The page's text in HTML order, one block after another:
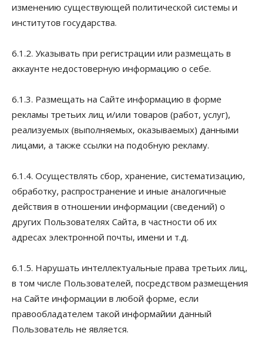
изменению существующей политической системы и
институтов государства.
6.1.2. Указывать при регистрации или размещать в
аккаунте недостоверную информацию о себе.
6.1.3. Размещать на Сайте информацию в форме
рекламы третьих лиц и/или товаров (работ, услуг),
реализуемых (выполняемых, оказываемых) данными
лицами, а также ссылки на подобную рекламу.
6.1.4. Осуществлять сбор, хранение, систематизацию,
обработку, распространение и иные аналогичные
действия в отношении информации (сведений) о
других Пользователях Сайта, в частности об их
адресах электронной почты, имени и т.д.
6.1.5. Нарушать интеллектуальные права третьих лиц,
в том числе Пользователей, посредством размещения
на Сайте информации в любой форме, если
правообладателем такой информайии данный
Пользователь не является.